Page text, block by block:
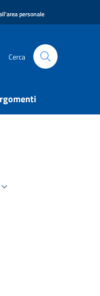
personale
Cerca